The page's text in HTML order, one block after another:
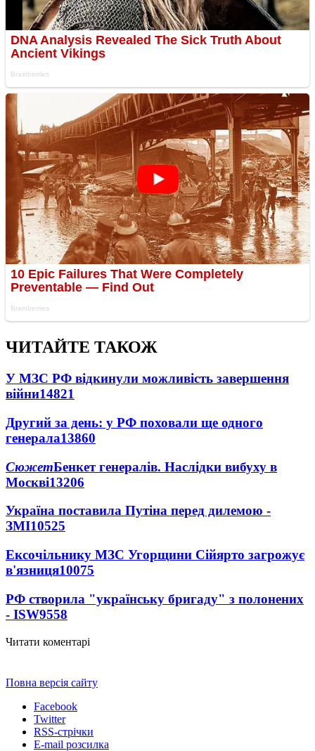
ЧИТАЙТЕ ТАКОЖ
У МЗС РФ відкинули можливість завершення
війни14821
Другий за день: у РФ поховали ще одного
генерала13860
СюжетБенкет генералів. Наслідки вибуху в
Москві13206
Україна поставила Путіна перед дилемою -
ЗМІ10525
Ексочільнику МЗС Угорщини Сійярто загрожує
в'язниця10075
РФ створила "українську бригаду" з полонених
- ISW9558
Читати коментарі
Повна версія сайту
Facebook
Twitter
RSS-стрічки
E-mail розсилка